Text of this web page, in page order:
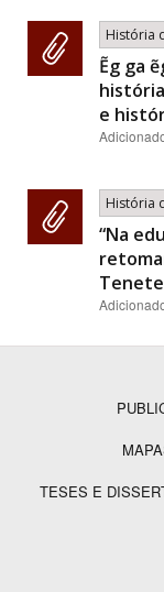
História
Ẽg ga
e
História
“Na
Rodapé
TESES E